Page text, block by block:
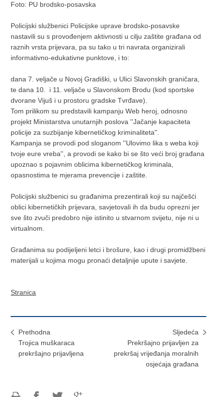
Foto: PU brodsko-posavska
Policijski službenici Policijske uprave brodsko-posavske
nastavili su s provođenjem aktivnosti u cilju zaštite građana od
raznih vrsta prijevara, pa su tako u tri navrata organizirali
informativno-edukativne punktove, i to:
dana 7. veljače u Novoj Gradiški, u Ulici Slavonskih graničara,
te dana 10. i 11. veljače u Slavonskom Brodu (kod sportske
dvorane Vijuš i u prostoru gradske Tvrđave).
Tom prilikom su predstavili kampanju Web heroj, odnosno
projekt Ministarstva unutarnjih poslova ''Jačanje kapaciteta
policije za suzbijanje kibernetičkog kriminaliteta''.
Kampanja se provodi pod sloganom ''Ulovimo lika s weba koji
tvoje eure vreba'', a provodi se kako bi se što veći broj građana
upoznao s pojavnim oblicima kibernetičkog kriminala,
opasnostima te mjerama prevencije i zaštite.
Policijski službenici su građanima prezentirali koji su najčešći
oblici kibernetičkih prijevara, savjetovali ih da budu oprezni jer
sve što zvuči predobro nije istinito u stvarnom svijetu, nije ni u
virtualnom.
Građanima su podijeljeni letci i brošure, kao i drugi promidžbeni
materijali u kojima mogu pronaći detaljnije upute i savjete.
Stranica
Prethodna
Trojica muškaraca
prekršajno prijavljena
Sljedeća
Prekršajno prijavljen za
prekršaj vrijeđanja moralnih
osjećaja građana